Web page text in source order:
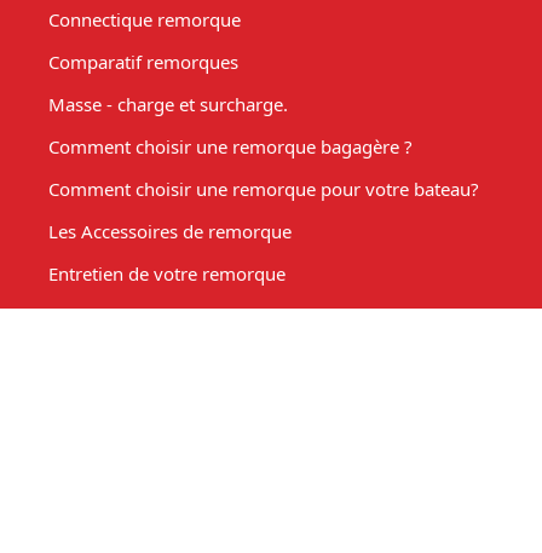
Connectique remorque
Comparatif remorques
Masse - charge et surcharge.
Comment choisir une remorque bagagère ?
Comment choisir une remorque pour votre bateau?
Les Accessoires de remorque
Entretien de votre remorque
Comment choisir une remorque benne basculante ?